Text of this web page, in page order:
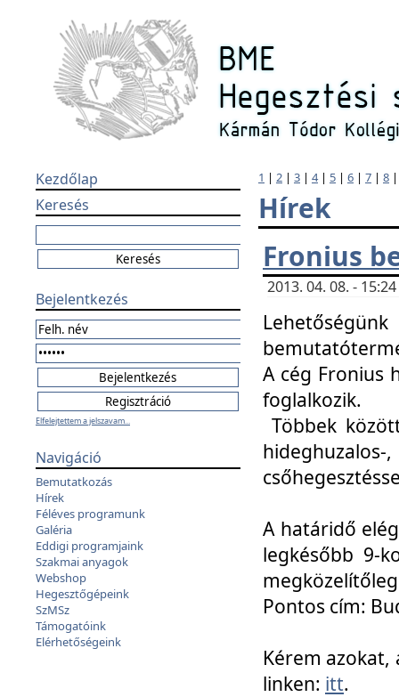
Kezdőlap
Keresés
Bejelentkezés
Elfelejtettem a jelszavam...
Navigáció
Bemutatkozás
Hírek
Féléves programunk
Galéria
Eddigi programjaink
Szakmai anyagok
Webshop
Hegesztőgépeink
SzMSz
Támogatóink
Elérhetőségeink
1 | 2 | 3 | 4| 5 | 6 | 7 | 8
Hírek
Fronius
2013. 04. 08. -
A cég Fronius
foglalkozik.
Többek
A határidő
legkésőbb 9-
Pontos cím:
Kérem azokat,
linken: itt.